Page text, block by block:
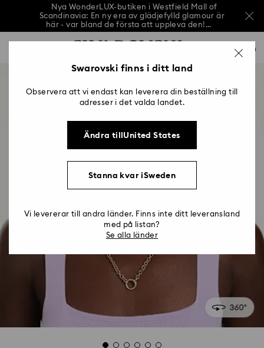
Nya WonderLUX-butiken i Westfield Mall of
Scandinavia: En ny era av glädjefylld glamour är
här - var bland de första att uppleva den!...
Nya WonderLUX-butiken i Westfield Mall of
Nya WonderLUX-butiken i Westfield Mall of
här - var bland de första att uppleva den!...
Swarovski finns i ditt land
Observera att vi endast kan leverera din beställning till
adresser i det valda landet.
Ändra tillUnited States
Stanna kvar iSweden
Vi levererar till andra länder. Finns inte ditt leveransland
med på listan?
Se alla länder